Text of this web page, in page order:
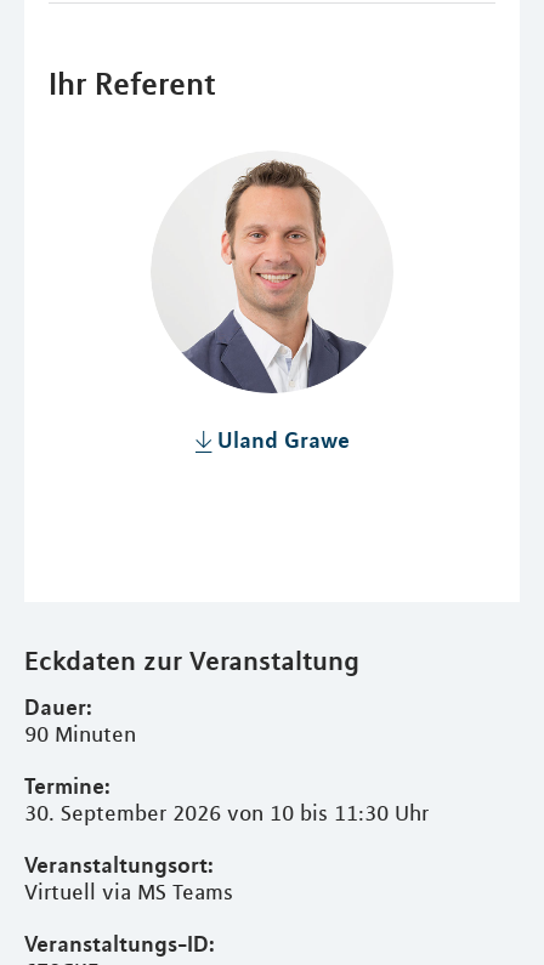
Ihr Referent
Uland Grawe
Eckdaten zur Veranstaltung
Dauer:
90 Minuten
Termine:
30. September 2026 von 10 bis 11:30 Uhr
Veranstaltungsort:
Virtuell via MS Teams
Veranstaltungs-ID: